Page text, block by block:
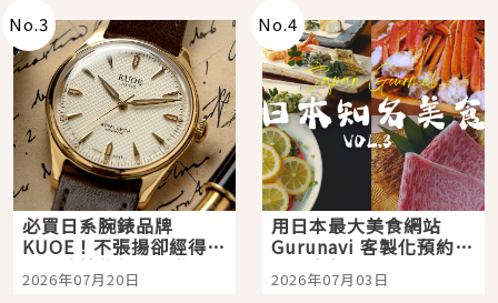
No.3
必買日系腕錶品牌
KUOE！不張揚卻經得起
時間洗鍊的經典之作五
選
2026年07月20日
No.4
用日本最大美食網站
Gurunavi 客製化預約九
大都市餐廳，打造專屬
美食體驗！
2026年07月03日